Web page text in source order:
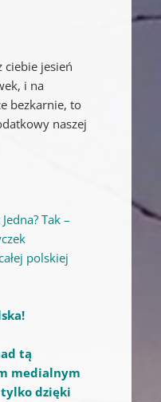
ciebie jesień
i na
bezkarnie, to
naszej
Tak –
polskiej
tą
medialnym
tylko dzięki